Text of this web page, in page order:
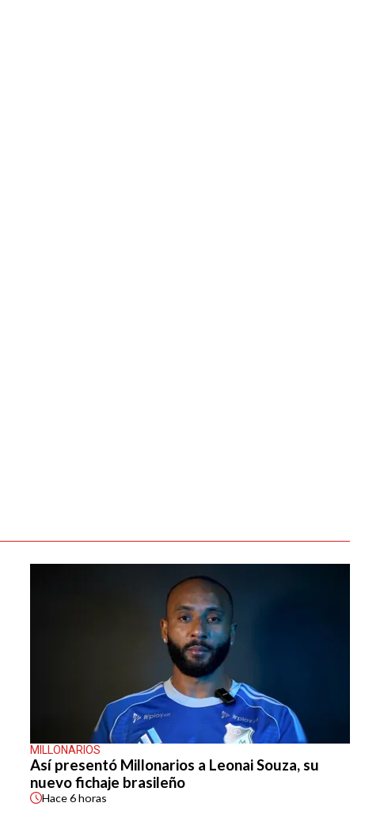
MILLONARIOS
Así presentó Millonarios a Leonai Souza, su
nuevo fichaje brasileño
Hace6 horas